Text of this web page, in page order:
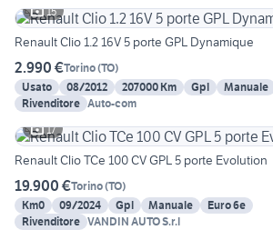
15
Renault Clio 1.2 16V 5 porte GPL Dynamique
2.990 €Torino(TO)
Usato
08/2012 207000 Km Gpl Manuale
Rivenditore Auto-com
17
Renault Clio TCe 100 CV GPL 5 porte Evolution
19.900 €Torino(TO)
Km0
09/2024 Gpl Manuale
Euro 6e
Rivenditore VANDIN AUTO S.r.l